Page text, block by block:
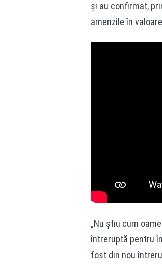
și au confirmat,
amenzile în
„Nu știu cum
întreruptă pentru
fost din nou